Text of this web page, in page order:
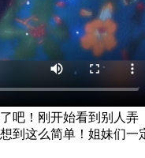
吧！刚开始看到别人弄
到这么简单！姐妹们一